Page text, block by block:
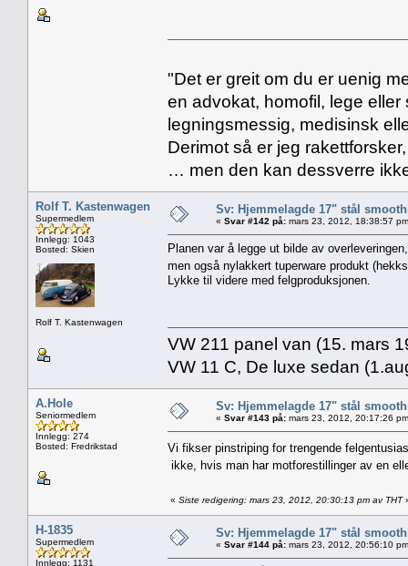
"Det er greit om du er uenig
en advokat, homofil, lege
legningsmessig, medisinsk
Derimot så er jeg
… men den kan dessverre
Rolf T. Kastenwagen
Supermedlem
Innlegg: 1043
Bosted: Skien
Rolf T. Kastenwagen
Sv: Hjemmelagde 17" stål
« Svar #142 på: mars 23, 2012, 18:38:57
Planen var å legge ut bilde av
men også nylakkert tuperware produkt
Lykke til videre med felgproduksjonen.
VW 211 panel van (15. mars
VW 11 C, De luxe sedan
A.Hole
Seniormedlem
Innlegg: 274
Bosted: Fredrikstad
Sv: Hjemmelagde 17" stål
« Svar #143 på: mars 23, 2012, 20:17:26
Vi fikser pinstriping for trengende
ikke, hvis man har motforestillinger av en
« Siste redigering: mars 23, 2012, 20:30:13 pm av THT
H-1835
Supermedlem
Innlegg: 1131
Sv: Hjemmelagde 17" stål
« Svar #144 på: mars 23, 2012, 20:56:10